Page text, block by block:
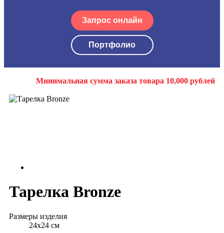
Запрос онлайн
Портфолио
Минимальная сумма заказа товара 10,000 рублей
Тарелка Bronze
Размеры изделия
24х24 см